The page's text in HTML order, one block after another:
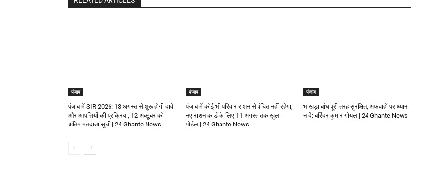
पंजाब
पंजाब में SIR 2026: 13 अगस्त से शुरू होगी दावे
और आपत्तियों की प्रक्रिया, 12 अक्टूबर को
अंतिम मतदाता सूची | 24 Ghante News
पंजाब
पंजाब में कोई भी परिवार राशन से वंचित नहीं रहेगा,
नए राशन कार्ड के लिए 11 अगस्त तक खुला
पोर्टल | 24 Ghante News
पंजाब
भाखड़ा बांध पूरी तरह सुरक्षित, अफवाहों पर ध्यान
न दें: बरिंदर कुमार गोयल | 24 Ghante News